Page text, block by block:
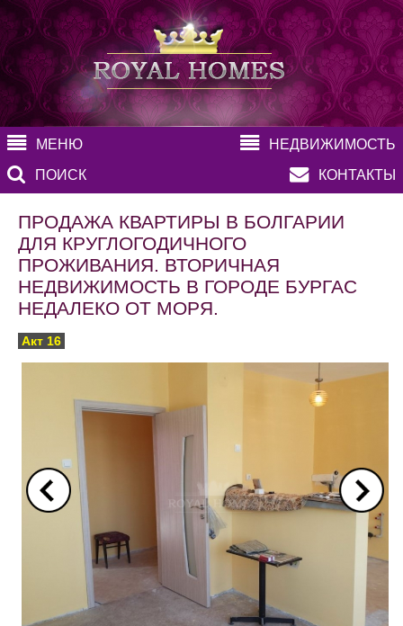
МЕНЮ
НЕДВИЖИМОСТЬ
ПОИСК
КОНТАКТЫ
ПРОДАЖА КВАРТИРЫ В БОЛГАРИИ
ДЛЯ КРУГЛОГОДИЧНОГО
ПРОЖИВАНИЯ. ВТОРИЧНАЯ
НЕДВИЖИМОСТЬ В ГОРОДЕ БУРГАС
НЕДАЛЕКО ОТ МОРЯ.
Акт 16